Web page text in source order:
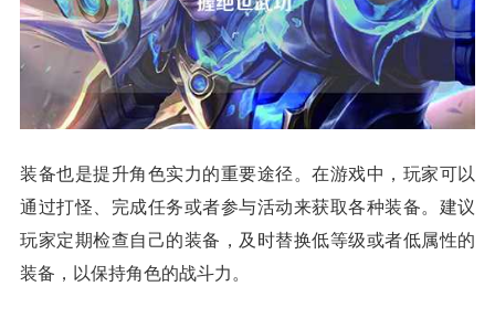
装备也是提升角色实力的重要途径。在游戏中，玩家可以
通过打怪、完成任务或者参与活动来获取各种装备。建议
玩家定期检查自己的装备，及时替换低等级或者低属性的
装备，以保持角色的战斗力。